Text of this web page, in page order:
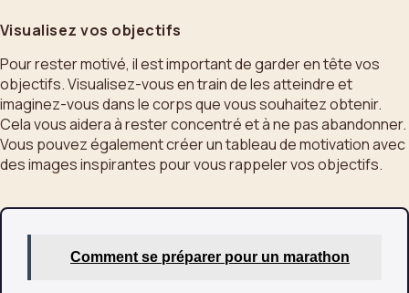
Visualisez vos objectifs
Pour rester motivé, il est important de garder en tête vos
objectifs. Visualisez-vous en train de les atteindre et
imaginez-vous dans le corps que vous souhaitez obtenir.
Cela vous aidera à rester concentré et à ne pas abandonner.
Vous pouvez également créer un tableau de motivation avec
des images inspirantes pour vous rappeler vos objectifs.
Comment se préparer pour un marathon